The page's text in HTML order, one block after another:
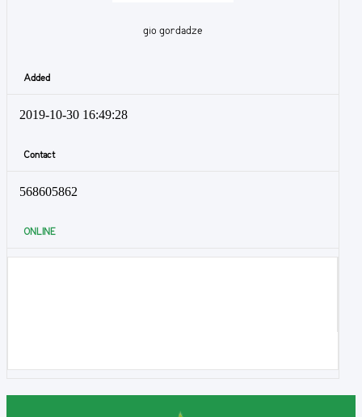
gio gordadze
Added
2019-10-30 16:49:28
Contact
568605862
ONLINE